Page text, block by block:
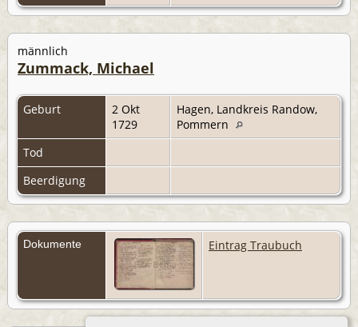
männlich
Zummack, Michael
Geburt
2 Okt
1729
Hagen, Landkreis Randow,
Pommern
Tod
Beerdigung
Dokumente Eintrag Traubuch